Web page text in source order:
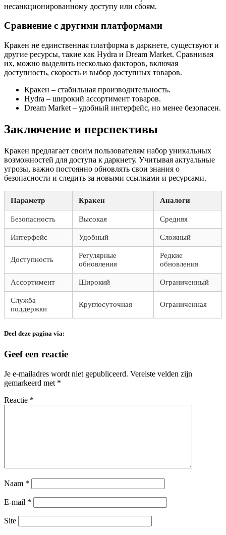
несанкционированному доступу или сбоям.
Сравнение с другими платформами
Кракен не единственная платформа в даркнете, существуют и
другие ресурсы, такие как Hydra и Dream Market. Сравнивая
их, можно выделить несколько факторов, включая
доступность, скорость и выбор доступных товаров.
Кракен – стабильная производительность.
Hydra – широкий ассортимент товаров.
Dream Market – удобный интерфейс, но менее безопасен.
Заключение и перспективы
Кракен предлагает своим пользователям набор уникальных
возможностей для доступа к даркнету. Учитывая актуальные
угрозы, важно постоянно обновлять свои знания о
безопасности и следить за новыми ссылками и ресурсами.
Параметр Кракен Аналоги
Безопасность Высокая Средняя
Интерфейс Удобный Сложный
Доступность
Регулярные
обновления
Редкие
обновления
Ассортимент Широкий Ограниченный
Служба
поддержки
Круглосуточная Ограниченная
Deel deze pagina via:
Geef een reactie
Je e-mailadres wordt niet gepubliceerd. Vereiste velden zijn
gemarkeerd met *
Reactie *
Naam *
E-mail *
Site